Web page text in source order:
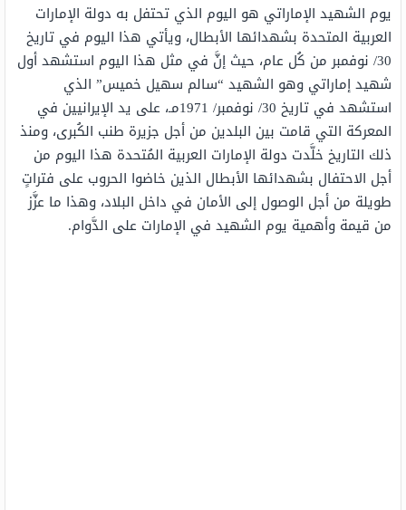
يوم الشهيد الإماراتي هو اليوم الذي تحتفل به دولة الإمارات
العربية المتحدة بشهدائها الأبطال، ويأتي هذا اليوم في تاريخ
30/ نوفمبر من كُل عام، حيث إنَّ في مثل هذا اليوم استشهد أول
شهيد إماراتي وهو الشهيد “سالم سهيل خميس” الذي
استشهد في تاريخ 30/ نوفمبر/ 1971مـ، على يد الإيرانيين في
المعركة التي قامت بين البلدين من أجل جزيرة طنب الكُبرى، ومنذ
ذلك التاريخ خلَّدت دولة الإمارات العربية المُتحدة هذا اليوم من
أجل الاحتفال بشهدائها الأبطال الذين خاضوا الحروب على فتراتٍ
طويلة من أجل الوصول إلى الأمان في داخل البلاد، وهذا ما عزَّز
من قيمة وأهمية يوم الشهيد في الإمارات على الدَّوام.